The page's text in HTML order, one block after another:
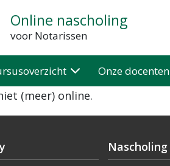
Online nascholing
voor Notarissen
Onze docenten
(meer) online.
Nascholing